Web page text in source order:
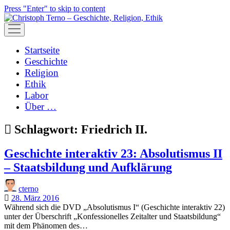
Press "Enter" to skip to content
open
menu
Startseite
Geschichte
Religion
Ethik
Labor
Über …
Schlagwort: Friedrich II.
Geschichte interaktiv 23: Absolutismus II
– Staatsbildung und Aufklärung
cterno
28. März 2016
Während sich die DVD „Absolutismus I“ (Geschichte interaktiv 22)
unter der Überschrift „Konfessionelles Zeitalter und Staatsbildung“
mit dem Phänomen des…